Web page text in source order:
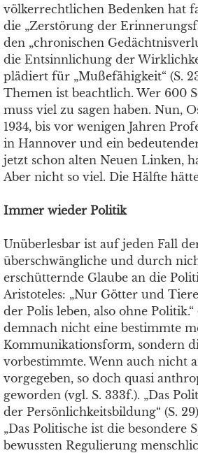
völkerrechtlichen Bedenken hat
die „Zerstörung der
den „chronischen
die Entsinnlichung der
plädiert für „Mußefähigkeit“ (S.
Themen ist beachtlich. Wer 600
muss viel zu sagen haben. Nun,
1934, bis vor wenigen Jahren
in Hannover und ein
jetzt schon alten Neuen Linken,
Aber nicht so viel. Die Hälfte
Immer wieder Politik
Unüberlesbar ist auf jeden Fall
überschwängliche und durch
erschütternde Glaube an die
Aristoteles: „Nur Götter und
der Polis leben, also ohne Politik.“
demnach nicht eine bestimmte
Kommunikationsform, sondern
vorbestimmte. Wenn auch nicht
vorgegeben, so doch quasi
geworden (vgl. S. 333f.). „Das
der Persönlichkeitsbildung“ (S.
„Das Politische ist die besondere
bewussten Regulierung